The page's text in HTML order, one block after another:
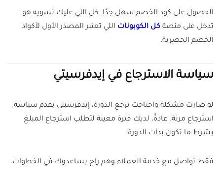
الحصول على كود الخصم سهل جدًا. كل اللي عليك تسويه هو
تدخل على منصة كل الكوبونات اللي تعتبر المصدر الأول لأكواد
الخصم الحصرية.
سياسة الاسترجاع في إيدفرسيتي
لو صارت مشكلة واحتاجت ترجع الدورة، إيدفرسيتي يقدم سياسة
استرجاع مرنة. عادةً، لديك فترة معينة لتطلب استرجاع المبلغ
بشرط ما تكون بدأت الدورة.
فقط تواصل مع خدمة العملاء وهم راح يساعدوك في الخطوات.